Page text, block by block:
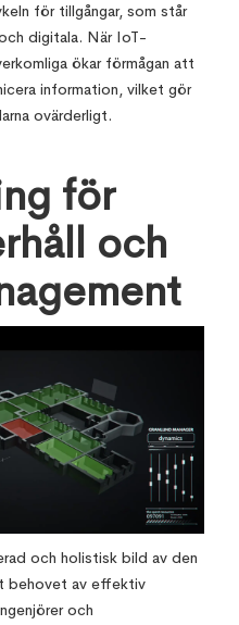
för tillgångar, som står
digitala. När IoT-
ökar förmågan att
information, vilket gör
ovärderligt.
för
och
och holistisk bild av den
behovet av effektiv
och